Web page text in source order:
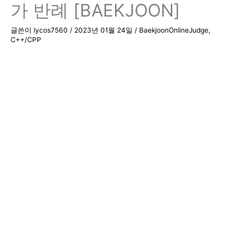
가 반례 [BAEKJOON]
글쓴이 lycos7560/ 2023년 01월 24일/ BaekjoonOnlineJudge,
C++/CPP